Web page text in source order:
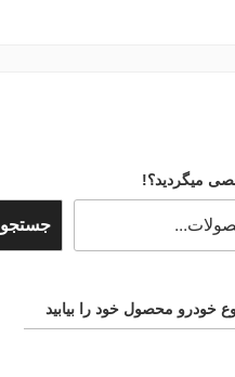
میگردید؟!
جستجو
خودرو محصول خود را بیابید